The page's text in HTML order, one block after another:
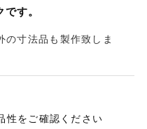
す。
寸法品も製作致しま
性をご確認ください